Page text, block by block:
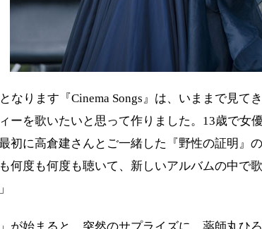
となります『Cinema Songs』は、いままで見て
ーを歌いたいと思って作りました。13歳で女
初に高倉建さんとご一緒した『野性の証明』
何度も何度も聴いて、新しいアルバムの中で